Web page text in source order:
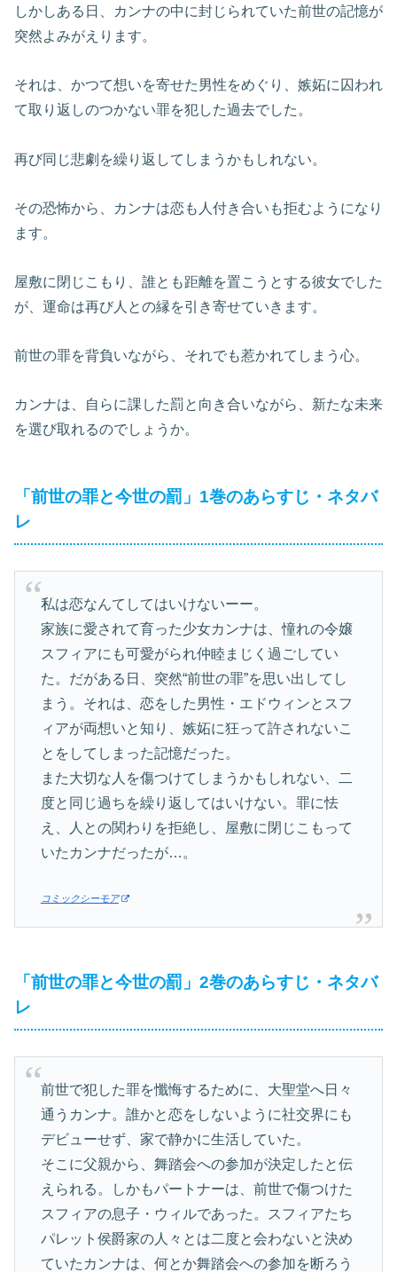
しかしある日、カンナの中に封じられていた前世の記憶が
突然よみがえります。
それは、かつて想いを寄せた男性をめぐり、嫉妬に囚われ
て取り返しのつかない罪を犯した過去でした。
再び同じ悲劇を繰り返してしまうかもしれない。
その恐怖から、カンナは恋も人付き合いも拒むようになり
ます。
屋敷に閉じこもり、誰とも距離を置こうとする彼女でした
が、運命は再び人との縁を引き寄せていきます。
前世の罪を背負いながら、それでも惹かれてしまう心。
カンナは、自らに課した罰と向き合いながら、新たな未来
を選び取れるのでしょうか。
「前世の罪と今世の罰」1巻のあらすじ・ネタバ
レ
私は恋なんてしてはいけないーー。
家族に愛されて育った少女カンナは、憧れの令嬢
スフィアにも可愛がられ仲睦まじく過ごしてい
た。だがある日、突然“前世の罪”を思い出してし
まう。それは、恋をした男性・エドウィンとスフ
ィアが両想いと知り、嫉妬に狂って許されないこ
とをしてしまった記憶だった。
また大切な人を傷つけてしまうかもしれない、二
度と同じ過ちを繰り返してはいけない。罪に怯
え、人との関わりを拒絶し、屋敷に閉じこもって
いたカンナだったが…。
コミックシーモア
「前世の罪と今世の罰」2巻のあらすじ・ネタバ
レ
前世で犯した罪を懺悔するために、大聖堂へ日々
通うカンナ。誰かと恋をしないように社交界にも
デビューせず、家で静かに生活していた。
そこに父親から、舞踏会への参加が決定したと伝
えられる。しかもパートナーは、前世で傷つけた
スフィアの息子・ウィルであった。スフィアたち
パレット侯爵家の人々とは二度と会わないと決め
ていたカンナは、何とか舞踏会への参加を断ろう